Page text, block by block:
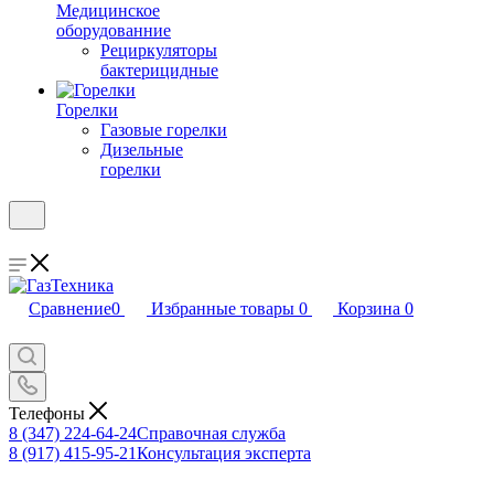
Медицинское
оборудованние
Рециркуляторы
бактерицидные
Горелки
Газовые горелки
Дизельные
горелки
Сравнение0 Избранные товары 0 Корзина 0
Телефоны
8 (347) 224-64-24Справочная служба
8 (917) 415-95-21Консультация эксперта